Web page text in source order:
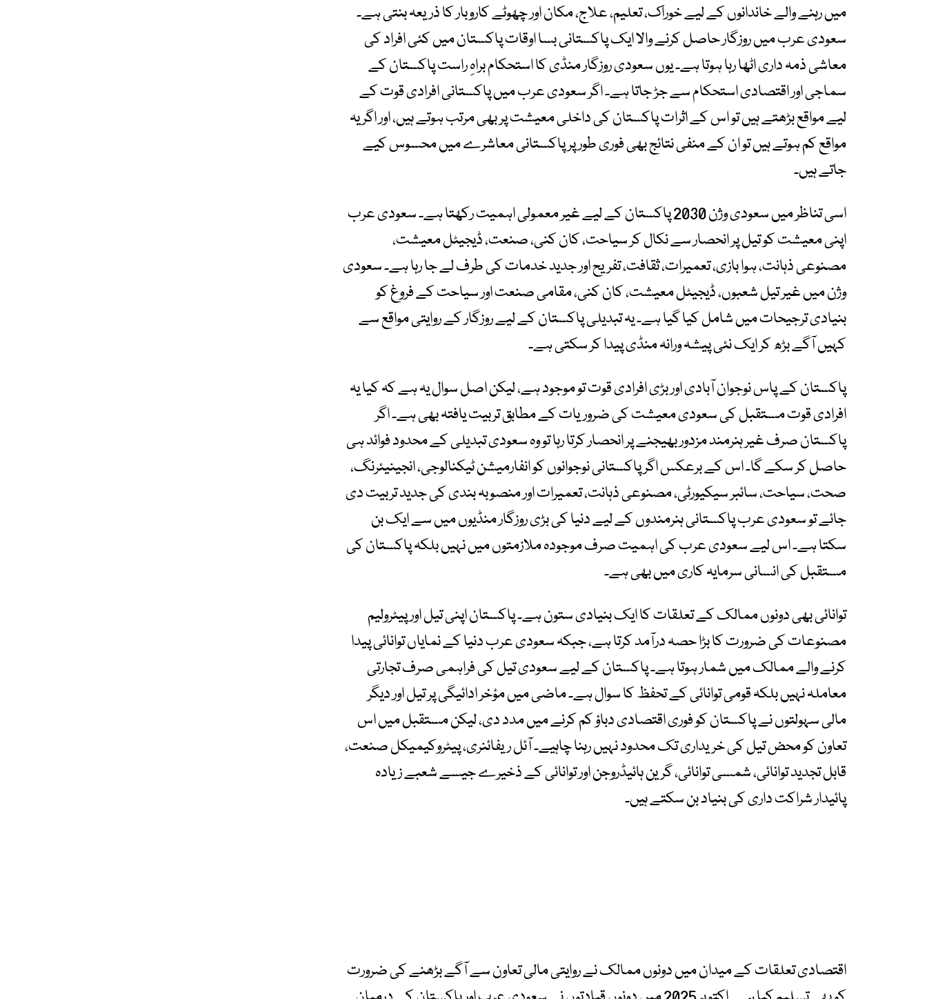
میں رہنے والے خاندانوں کے لیے خوراک، تعلیم، علاج، مکان اور چھوٹے کاروبار کا ذریعہ بنتی ہے۔
سعودی عرب میں روزگار حاصل کرنے والا ایک پاکستانی بسا اوقات پاکستان میں کئی افراد کی
معاشی ذمہ داری اٹھا رہا ہوتا ہے۔ یوں سعودی روزگار منڈی کا استحکام براہِ راست پاکستان کے
سماجی اور اقتصادی استحکام سے جڑ جاتا ہے۔ اگر سعودی عرب میں پاکستانی افرادی قوت کے
لیے مواقع بڑھتے ہیں تو اس کے اثرات پاکستان کی داخلی معیشت پر بھی مرتب ہوتے ہیں، اور اگر یہ
مواقع کم ہوتے ہیں تو ان کے منفی نتائج بھی فوری طور پر پاکستانی معاشرے میں محسوس کیے
جاتے ہیں۔
اسی تناظر میں سعودی وژن 2030 پاکستان کے لیے غیر معمولی اہمیت رکھتا ہے۔ سعودی عرب
اپنی معیشت کو تیل پر انحصار سے نکال کر سیاحت، کان کنی، صنعت، ڈیجیٹل معیشت،
مصنوعی ذہانت، ہوا بازی، تعمیرات، ثقافت، تفریح اور جدید خدمات کی طرف لے جا رہا ہے۔ سعودی
وژن میں غیر تیل شعبوں، ڈیجیٹل معیشت، کان کنی، مقامی صنعت اور سیاحت کے فروغ کو
بنیادی ترجیحات میں شامل کیا گیا ہے۔ یہ تبدیلی پاکستان کے لیے روزگار کے روایتی مواقع سے
کہیں آگے بڑھ کر ایک نئی پیشہ ورانہ منڈی پیدا کر سکتی ہے۔
پاکستان کے پاس نوجوان آبادی اور بڑی افرادی قوت تو موجود ہے، لیکن اصل سوال یہ ہے کہ کیا یہ
افرادی قوت مستقبل کی سعودی معیشت کی ضروریات کے مطابق تربیت یافتہ بھی ہے۔ اگر
پاکستان صرف غیر ہنرمند مزدور بھیجنے پر انحصار کرتا رہا تو وہ سعودی تبدیلی کے محدود فوائد ہی
حاصل کر سکے گا۔ اس کے برعکس اگر پاکستانی نوجوانوں کو انفارمیشن ٹیکنالوجی، انجینیئرنگ،
صحت، سیاحت، سائبر سیکیورٹی، مصنوعی ذہانت، تعمیرات اور منصوبہ بندی کی جدید تربیت دی
جائے تو سعودی عرب پاکستانی ہنرمندوں کے لیے دنیا کی بڑی روزگار منڈیوں میں سے ایک بن
سکتا ہے۔ اس لیے سعودی عرب کی اہمیت صرف موجودہ ملازمتوں میں نہیں بلکہ پاکستان کی
مستقبل کی انسانی سرمایہ کاری میں بھی ہے۔
توانائی بھی دونوں ممالک کے تعلقات کا ایک بنیادی ستون ہے۔ پاکستان اپنی تیل اور پیٹرولیم
مصنوعات کی ضرورت کا بڑا حصہ درآمد کرتا ہے، جبکہ سعودی عرب دنیا کے نمایاں توانائی پیدا
کرنے والے ممالک میں شمار ہوتا ہے۔ پاکستان کے لیے سعودی تیل کی فراہمی صرف تجارتی
معاملہ نہیں بلکہ قومی توانائی کے تحفظ کا سوال ہے۔ ماضی میں مؤخر ادائیگی پر تیل اور دیگر
مالی سہولتوں نے پاکستان کو فوری اقتصادی دباؤ کم کرنے میں مدد دی، لیکن مستقبل میں اس
تعاون کو محض تیل کی خریداری تک محدود نہیں رہنا چاہیے۔ آئل ریفائنری، پیٹروکیمیکل صنعت،
قابل تجدید توانائی، شمسی توانائی، گرین ہائیڈروجن اور توانائی کے ذخیرے جیسے شعبے زیادہ
پائیدار شراکت داری کی بنیاد بن سکتے ہیں۔
اقتصادی تعلقات کے میدان میں دونوں ممالک نے روایتی مالی تعاون سے آگے بڑھنے کی ضرورت